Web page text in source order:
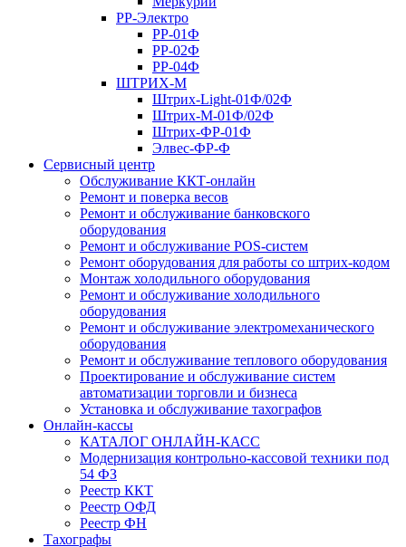
РР-Электро
РР-01Ф
РР-02Ф
РР-04Ф
ШТРИХ-М
Штрих-Light-01Ф/02Ф
Штрих-М-01Ф/02Ф
Штрих-ФР-01Ф
Элвес-ФР-Ф
Сервисный центр
Обслуживание ККТ-онлайн
Ремонт и поверка весов
Ремонт и обслуживание банковского
оборудования
Ремонт и обслуживание POS-систем
Ремонт оборудования для работы со штрих-кодом
Монтаж холодильного оборудования
Ремонт и обслуживание холодильного
оборудования
Ремонт и обслуживание электромеханического
оборудования
Ремонт и обслуживание теплового оборудования
Проектирование и обслуживание систем
автоматизации торговли и бизнеса
Установка и обслуживание тахографов
Онлайн-кассы
КАТАЛОГ ОНЛАЙН-КАСС
Модернизация контрольно-кассовой техники под
54 ФЗ
Реестр ККТ
Реестр ОФД
Реестр ФН
Тахографы